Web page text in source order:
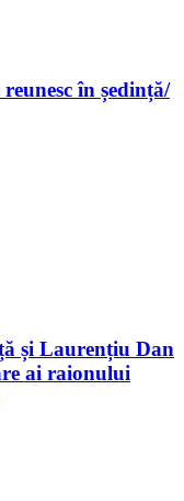
în ședință/
și Laurențiu Dan
ai raionului